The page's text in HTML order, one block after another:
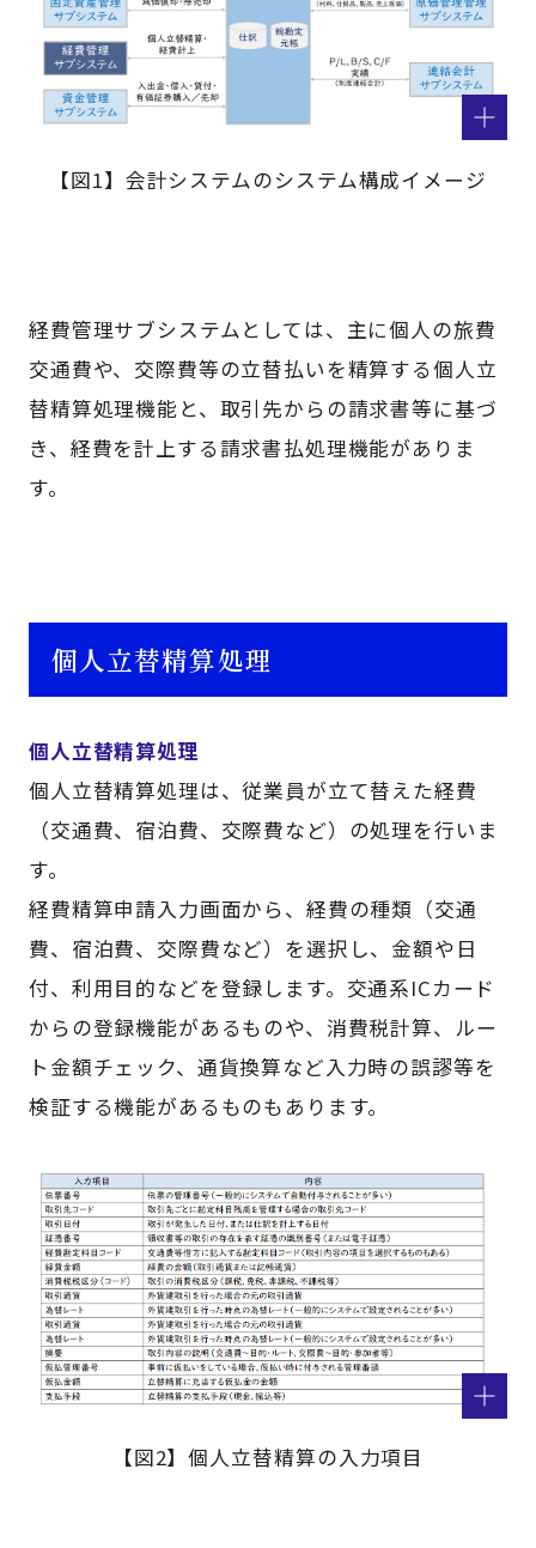
【図1】会計システムのシステム構成イメージ
経費管理サブシステムとしては、主に個人の旅費
交通費や、交際費等の立替払いを精算する個人立
替精算処理機能と、取引先からの請求書等に基づ
き、経費を計上する請求書払処理機能がありま
す。
個人立替精算処理
個人立替精算処理
個人立替精算処理は、従業員が立て替えた経費
（交通費、宿泊費、交際費など）の処理を行いま
す。
経費精算申請入力画面から、経費の種類（交通
費、宿泊費、交際費など）を選択し、金額や日
付、利用目的などを登録します。交通系ICカード
からの登録機能があるものや、消費税計算、ルー
ト金額チェック、通貨換算など入力時の誤謬等を
検証する機能があるものもあります。
【図2】個人立替精算の入力項目